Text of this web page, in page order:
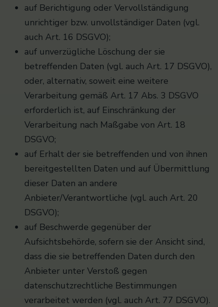
auf Berichtigung oder Vervollständigung
unrichtiger bzw. unvollständiger Daten (vgl.
auch Art. 16 DSGVO);
auf unverzügliche Löschung der sie
betreffenden Daten (vgl. auch Art. 17 DSGVO),
oder, alternativ, soweit eine weitere
Verarbeitung gemäß Art. 17 Abs. 3 DSGVO
erforderlich ist, auf Einschränkung der
Verarbeitung nach Maßgabe von Art. 18
DSGVO;
auf Erhalt der sie betreffenden und von ihnen
bereitgestellten Daten und auf Übermittlung
dieser Daten an andere
Anbieter/Verantwortliche (vgl. auch Art. 20
DSGVO);
auf Beschwerde gegenüber der
Aufsichtsbehörde, sofern sie der Ansicht sind,
dass die sie betreffenden Daten durch den
Anbieter unter Verstoß gegen
datenschutzrechtliche Bestimmungen
verarbeitet werden (vgl. auch Art. 77 DSGVO).